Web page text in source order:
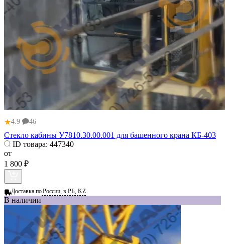
★4.9 46
Стекло кабины У7810.30.00.001 для башенного крана КБ-403
ID товара: 447340
от
1 800 ₽
Доставка поРоссии, в РБ, KZ
В наличии